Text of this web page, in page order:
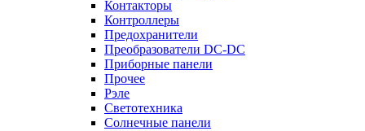
Контакторы
Контроллеры
Предохранители
Преобразователи DC-DC
Приборные панели
Прочее
Рэле
Светотехника
Солнечные панели